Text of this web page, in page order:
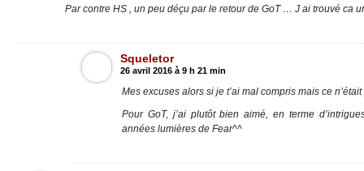
Par contre HS , un peu déçu par le retour de GoT … J ai trouvé ca
Squeletor
26 avril 2016 à 9 h 21 min
Mes excuses alors si je t’ai mal compris mais ce
Pour GoT, j’ai plutôt bien aimé, en terme
années lumières de Fear^^